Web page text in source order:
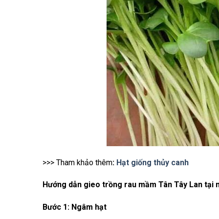
>>> Tham khảo thêm: Hạt giống thủy canh
Hướng dẫn gieo trồng rau mầm Tân Tây Lan tại
Bước 1: Ngâm hạt